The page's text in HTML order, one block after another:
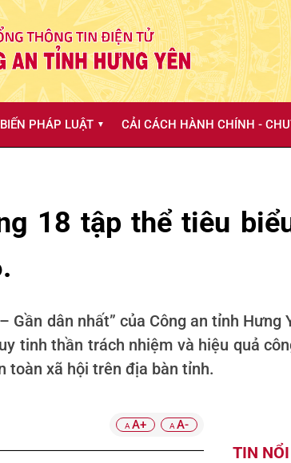
PHÁP LUẬT ▼ CẢI CÁCH HÀNH CHÍNH -
18 tập thể tiêu
dân nhất” của Công an tỉnh
tinh thần trách nhiệm và hiệu quả
toàn xã hội trên địa bàn tỉnh.
A A+ A A-
TIN